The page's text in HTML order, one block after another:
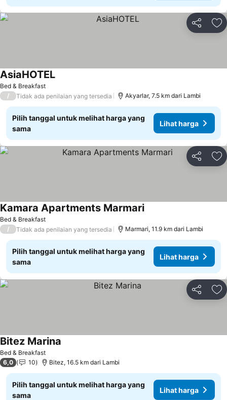
Bagikan
Bed & Breakfast
AsiaHOTEL
/ Tidak ada penilaian yang tersedia Akyarlar, 7.5 km dari Lambi
Pilih tanggal untuk melihat harga yang
sama
Lihat harga
Bagikan
Bed & Breakfast
Kamara Apartments Marmari
/ Tidak ada penilaian yang tersedia Marmari, 11.9 km dari Lambi
Pilih tanggal untuk melihat harga yang
sama
Lihat harga
Bagikan
Bed & Breakfast
Bitez Marina
6,0 10 Bitez, 16.5 km dari Lambi
Pilih tanggal untuk melihat harga yang
sama
Lihat harga